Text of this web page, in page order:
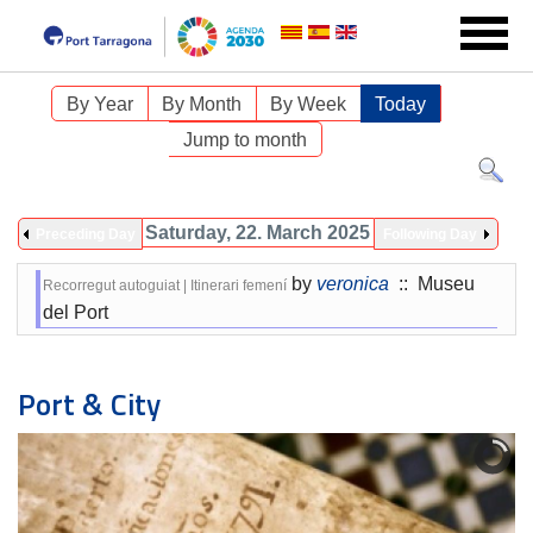
By Year By Month By Week
Today
Jump to month
Saturday, 22. March 2025
Recorregut autoguiat | Itinerari femení by veronica :: Museu
del Port
Port & City